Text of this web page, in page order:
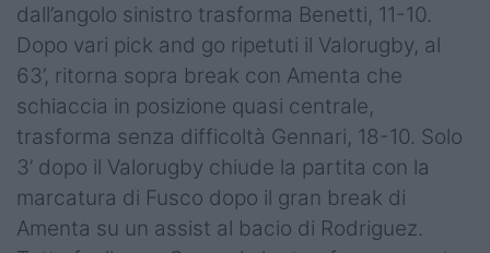
dall’angolo sinistro trasforma Benetti, 11-10.
Dopo vari pick and go ripetuti il Valorugby, al
63’, ritorna sopra break con Amenta che
schiaccia in posizione quasi centrale,
trasforma senza difficoltà Gennari, 18-10. Solo
3’ dopo il Valorugby chiude la partita con la
marcatura di Fusco dopo il gran break di
Amenta su un assist al bacio di Rodriguez.